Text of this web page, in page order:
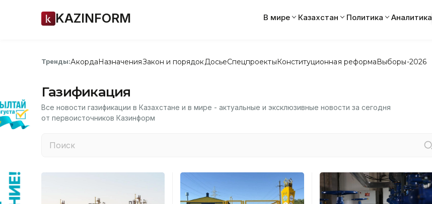
KAZINFORM В мире Казахстан Политика Аналитика
Тренды:АкордаНазначенияЗакон и порядок ДосьеСпецпроектыКонституционная реформаВыборы-2026
Газификация
Все новости газификации в Казахстане и в мире - актуальные и эксклюзивные новости за сегодня
от первоисточников Казинформ